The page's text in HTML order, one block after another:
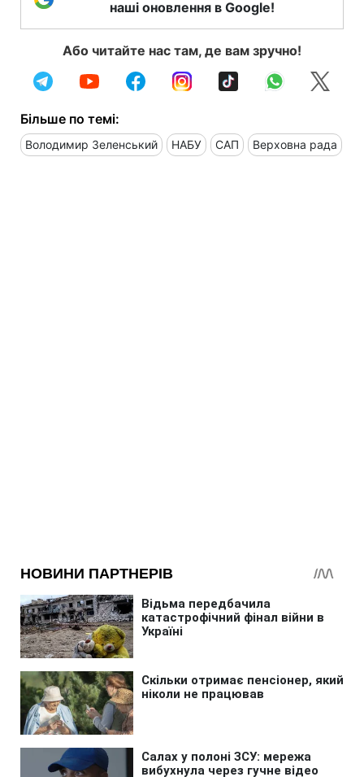
наші оновлення в Google!
Або читайте нас там, де вам зручно!
Більше по темі:
Володимир Зеленський НАБУ САП Верховна рада